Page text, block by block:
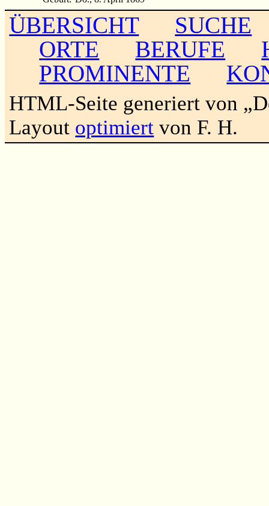
ÜBERSICHT
SUCHE
ORTE
BERUFE
PROMINENTE
HTML-Seite generiert von
Layout optimiert von F. H.